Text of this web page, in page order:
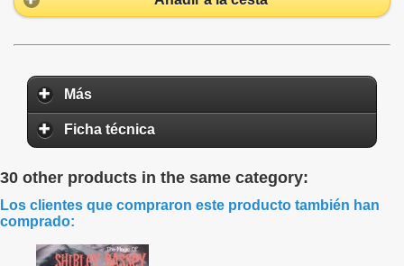
Más
Ficha técnica
30 other products in the same category:
Los clientes que compraron este producto también han
comprado: